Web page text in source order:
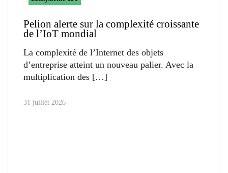
Pelion alerte sur la complexité croissante
de l’IoT mondial
La complexité de l’Internet des objets
d’entreprise atteint un nouveau palier. Avec la
multiplication des
31 juillet 2026